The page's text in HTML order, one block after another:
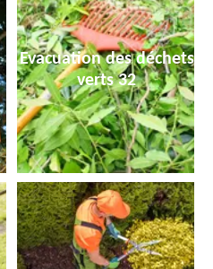
Evacuation des déchets
verts 32